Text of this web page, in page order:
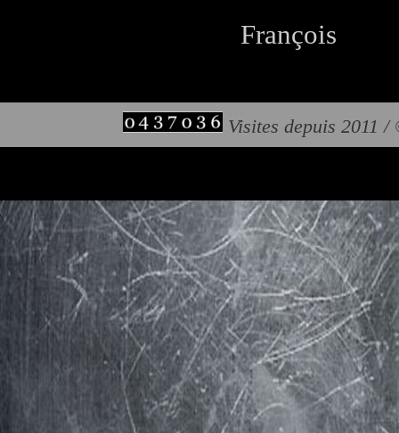
François
Visites depuis 2011